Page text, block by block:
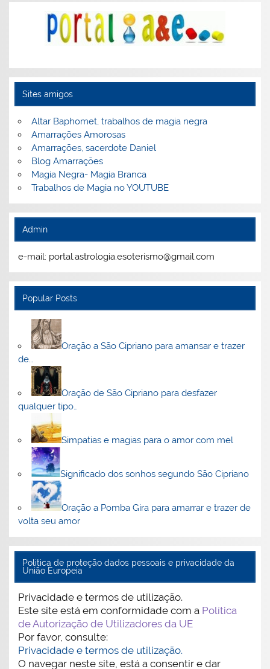
Sites amigos
Altar Baphomet, trabalhos de magia negra
Amarrações Amorosas
Amarrações, sacerdote Daniel
Blog Amarrações
Magia Negra- Magia Branca
Trabalhos de Magia no YOUTUBE
Admin
e-mail: portal.astrologia.esoterismo@gmail.com
Popular Posts
Oração a São Cipriano para amansar e trazer
de…
Oração de São Cipriano para desfazer
qualquer tipo…
Simpatias e magias para o amor com mel
Significado dos sonhos segundo São Cipriano
Oração a Pomba Gira para amarrar e trazer de
volta seu amor
Politica de proteção dados pessoais e privacidade da
União Europeia
Privacidade e termos de utilização.
Este site está em conformidade com a Política
de Autorização de Utilizadores da UE
Por favor, consulte:
Privacidade e termos de utilização.
O navegar neste site, está a consentir e dar